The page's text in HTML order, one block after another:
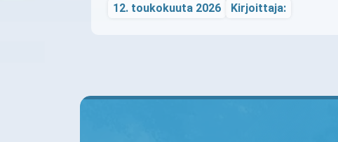
12. toukokuuta 2026 Kirjoittaja: